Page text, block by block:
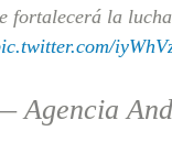
fortalecerá la
Agencia